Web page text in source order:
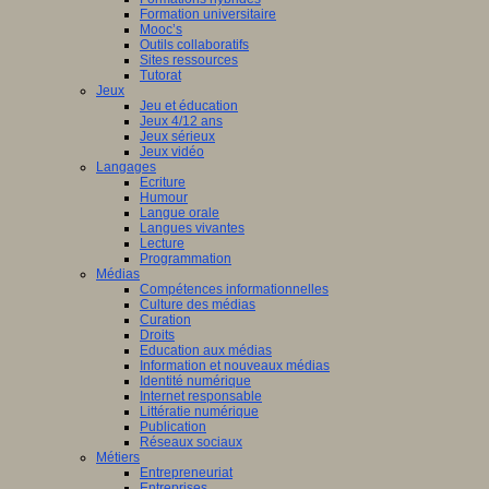
Formation universitaire
Mooc’s
Outils collaboratifs
Sites ressources
Tutorat
Jeux
Jeu et éducation
Jeux 4/12 ans
Jeux sérieux
Jeux vidéo
Langages
Ecriture
Humour
Langue orale
Langues vivantes
Lecture
Programmation
Médias
Compétences informationnelles
Culture des médias
Curation
Droits
Education aux médias
Information et nouveaux médias
Identité numérique
Internet responsable
Littératie numérique
Publication
Réseaux sociaux
Métiers
Entrepreneuriat